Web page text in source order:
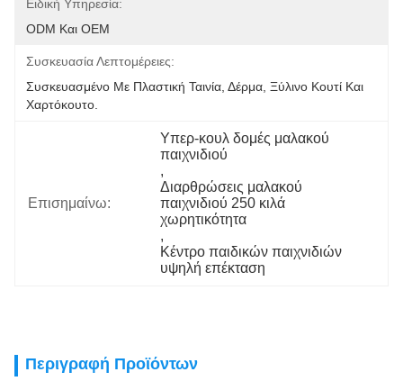
Ειδική Υπηρεσία:
ODM Και OEM
Συσκευασία Λεπτομέρειες:
Συσκευασμένο Με Πλαστική Ταινία, Δέρμα, Ξύλινο Κουτί Και
Χαρτόκουτο.
Επισημαίνω:
Υπερ-κουλ δομές μαλακού
παιχνιδιού
,
Διαρθρώσεις μαλακού
παιχνιδιού 250 κιλά
χωρητικότητα
,
Κέντρο παιδικών παιχνιδιών
υψηλή επέκταση
Περιγραφή Προϊόντων